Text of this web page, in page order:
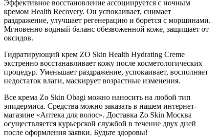
Эффективное восстановление ассоциируется с ночным
кремом Health Recovery. Он успокаивает, снимает
раздражение, улучшает регенерацию и борется с морщинами.
Мгновенно водный баланс обезвоженной коже, защищает от
оксидов.
Гидратирующий крем ZO Skin Health Hydrating Creme
экстренно восстанавливает кожу после косметологических
процедур. Уменьшает раздражение, успокаивает, восполняет
недостаток влаги, маскирует возрастные изменения.
Все крема Zo Skin Obagi можно наносить на любой тип
эпидермиса. Средства можно заказать в нашем интернет-
магазине «Аптека для волос». Доставка Zo Skin Москва
осуществляется курьерской службой в течение двух дней
после оформления заявки. Будьте здоровы!